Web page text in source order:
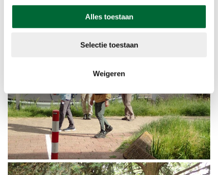
Alles toestaan
Selectie toestaan
Weigeren